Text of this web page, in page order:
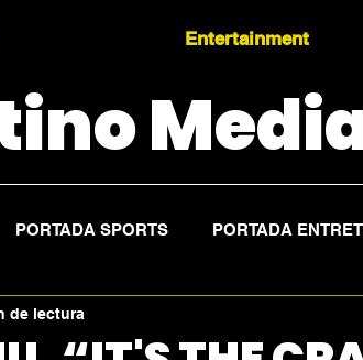
Entertainment
PORTADA SPORTS PORTADA
de lectura